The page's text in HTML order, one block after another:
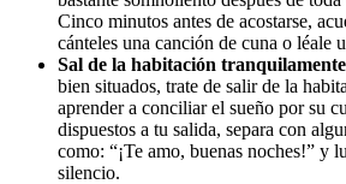
Cinco minutos antes de acostarse,
cánteles una canción de cuna o léale
Sal de la habitación tranquilamente
bien situados, trate de salir de la
aprender a conciliar el sueño por su
dispuestos a tu salida, separa con
como: “¡Te amo, buenas noches!” y
silencio.